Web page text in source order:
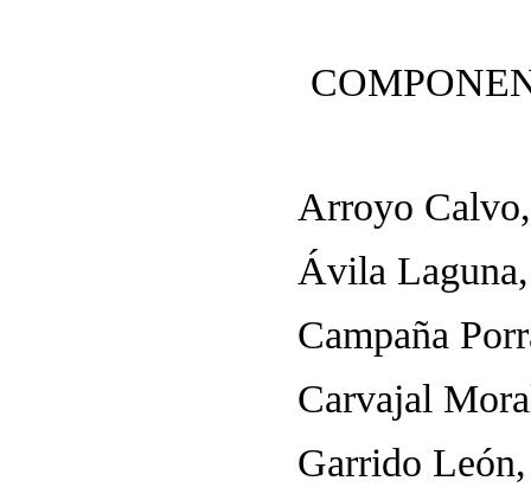
Arroyo
Ávila Laguna,
Campaña
Carvajal
Garrido